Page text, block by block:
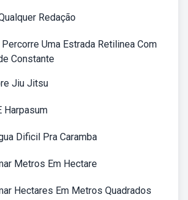
Redação
Percorre Uma Estrada Retilinea Com
Constante
Jiu Jitsu
Harpasum
Dificil Pra Caramba
Metros Em Hectare
Hectares Em Metros Quadrados